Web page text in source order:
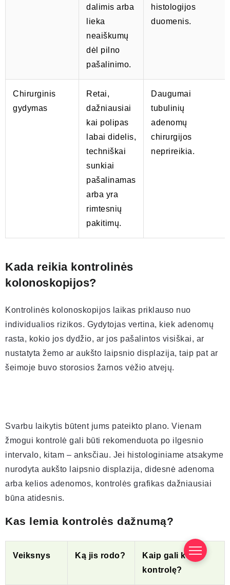
dalimis arba
lieka
neaiškumų
dėl pilno
pašalinimo.
histologijos
duomenis.
Chirurginis
gydymas
Retai,
dažniausiai
kai polipas
labai didelis,
techniškai
sunkiai
pašalinamas
arba yra
rimtesnių
pakitimų.
Daugumai
tubulinių
adenomų
chirurgijos
neprireikia.
Kada reikia kontrolinės
kolonoskopijos?
Kontrolinės kolonoskopijos laikas priklauso nuo
individualios rizikos. Gydytojas vertina, kiek adenomų
rasta, kokio jos dydžio, ar jos pašalintos visiškai, ar
nustatyta žemo ar aukšto laipsnio displazija, taip pat ar
šeimoje buvo storosios žarnos vėžio atvejų.
Svarbu laikytis būtent jums pateikto plano. Vienam
žmogui kontrolė gali būti rekomenduota po ilgesnio
intervalo, kitam – anksčiau. Jei histologiniame atsakyme
nurodyta aukšto laipsnio displazija, didesnė adenoma
arba kelios adenomos, kontrolės grafikas dažniausiai
būna atidesnis.
Kas lemia kontrolės dažnumą?
Veiksnys Ką jis rodo?
Kaip gali keisti
kontrolę?